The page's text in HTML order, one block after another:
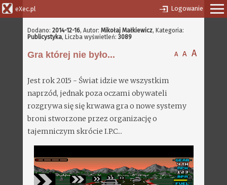
eXec.pl Logowanie
Dodano: 2014-12-16, Autor: Mikołaj Małkiewicz, Kategoria:
Publicystyka, Liczba wyświetleń: 3089
A A A
Gra której nie było...
Jest rok 2015 - Świat idzie we wszystkim
naprzód, jednak poza oczami obywateli
rozgrywa się się krwawa gra o nowe systemy
broni stworzone przez organizację o
tajemniczym skrócie I.P.C...